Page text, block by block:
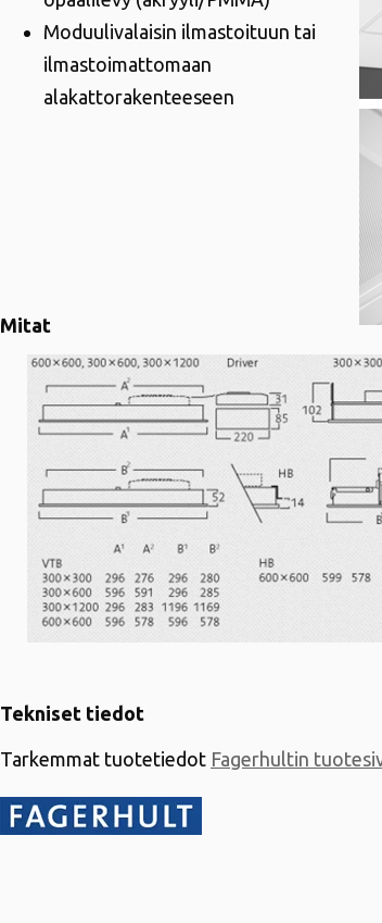
Moduulivalaisin ilmastoituun tai
ilmastoimattomaan
alakattorakenteeseen
Mitat
Tekniset tiedot
Tarkemmat tuotetiedot Fagerhultin